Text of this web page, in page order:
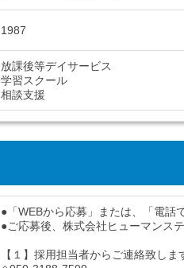
1987
放課後等デイサービス
学習スクール
相談支援
●「WEBから応募」または、「電話
●ご応募後、株式会社ヒューマンス
【１】採用担当者からご連絡致しま